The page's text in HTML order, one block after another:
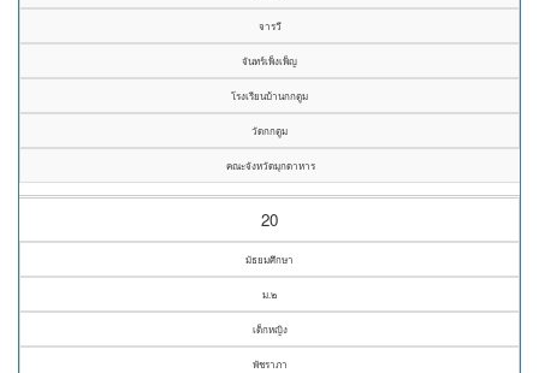
จารวี
จันทร์เพ็งเพ็ญ
โรงเรียนบ้านกกตูม
วัดกกตูม
คณะจังหวัดมุกดาหาร
20
มัธยมศึกษา
ม.๒
เด็กหญิง
พัชราภา